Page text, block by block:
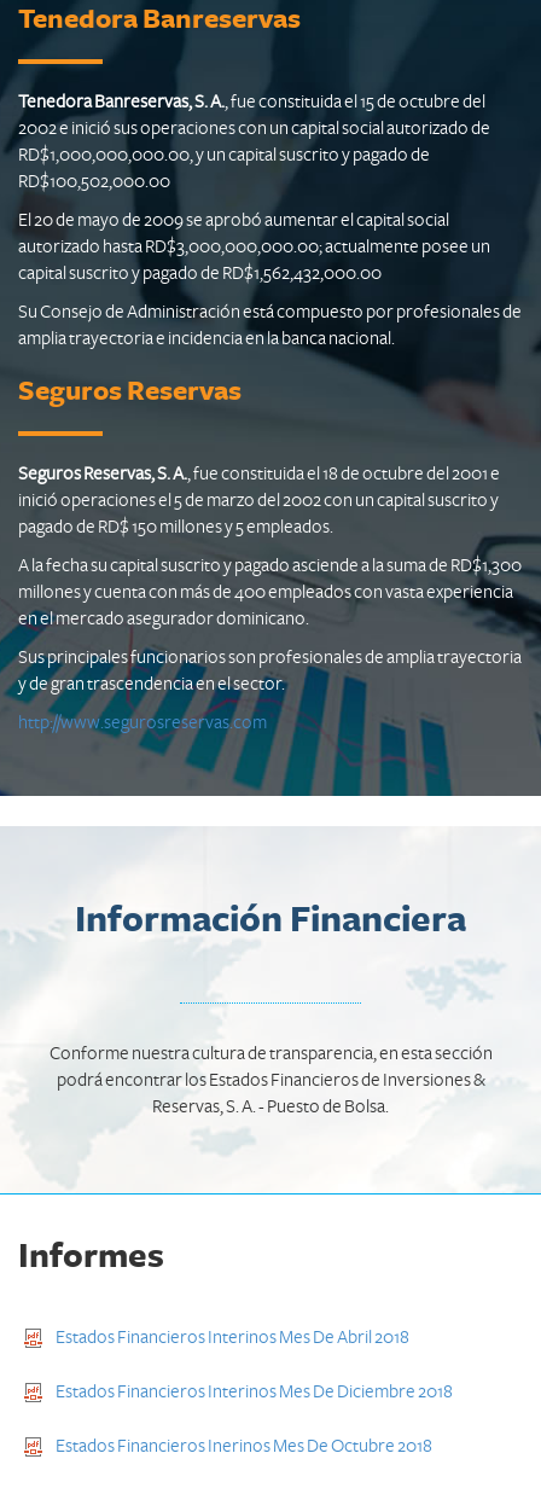
Tenedora Banreservas
Tenedora Banreservas, S. A., fue constituida el 15 de octubre del
2002 e inició sus operaciones con un capital social autorizado de
RD$1,000,000,000.00, y un capital suscrito y pagado de
RD$100,502,000.00
El 20 de mayo de 2009 se aprobó aumentar el capital social
autorizado hasta RD$3,000,000,000.00; actualmente posee un
capital suscrito y pagado de RD$1,562,432,000.00
Su Consejo de Administración está compuesto por profesionales de
amplia trayectoria e incidencia en la banca nacional.
Seguros Reservas
Seguros Reservas, S. A., fue constituida el 18 de octubre del 2001 e
inició operaciones el 5 de marzo del 2002 con un capital suscrito y
pagado de RD$ 150 millones y 5 empleados.
A la fecha su capital suscrito y pagado asciende a la suma de RD$1,300
millones y cuenta con más de 400 empleados con vasta experiencia
en el mercado asegurador dominicano.
Sus principales funcionarios son profesionales de amplia trayectoria
y de gran trascendencia en el sector.
http://www.segurosreservas.com
Información Financiera
Conforme nuestra cultura de transparencia, en esta sección
podrá encontrar los Estados Financieros de Inversiones &
Reservas, S. A. - Puesto de Bolsa.
Informes
Estados Financieros Interinos Mes De Abril 2018
Estados Financieros Interinos Mes De Diciembre 2018
Estados Financieros Inerinos Mes De Octubre 2018